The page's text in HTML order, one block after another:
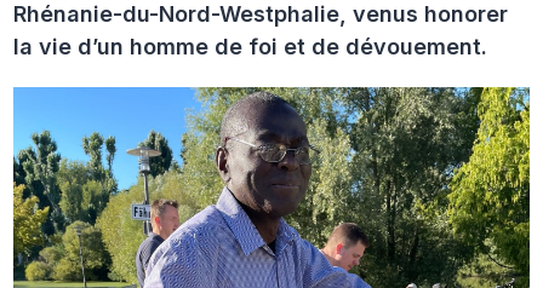
Rhénanie-du-Nord-Westphalie, venus honorer
la vie d’un homme de foi et de dévouement.